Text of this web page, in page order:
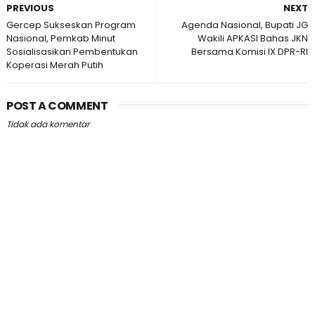
NEXT
Agenda Nasional, Bupati JG
Wakili APKASI Bahas JKN
Bersama Komisi IX DPR-RI
PREVIOUS
Gercep Sukseskan Program
Nasional, Pemkab Minut
Sosialisasikan Pembentukan
Koperasi Merah Putih
POST A COMMENT
Tidak ada komentar